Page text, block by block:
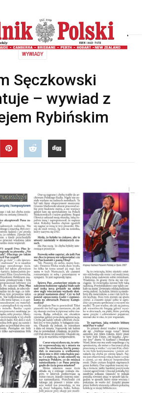
WYWIADY
Sęczkowski
– wywiad z
Rybińskim